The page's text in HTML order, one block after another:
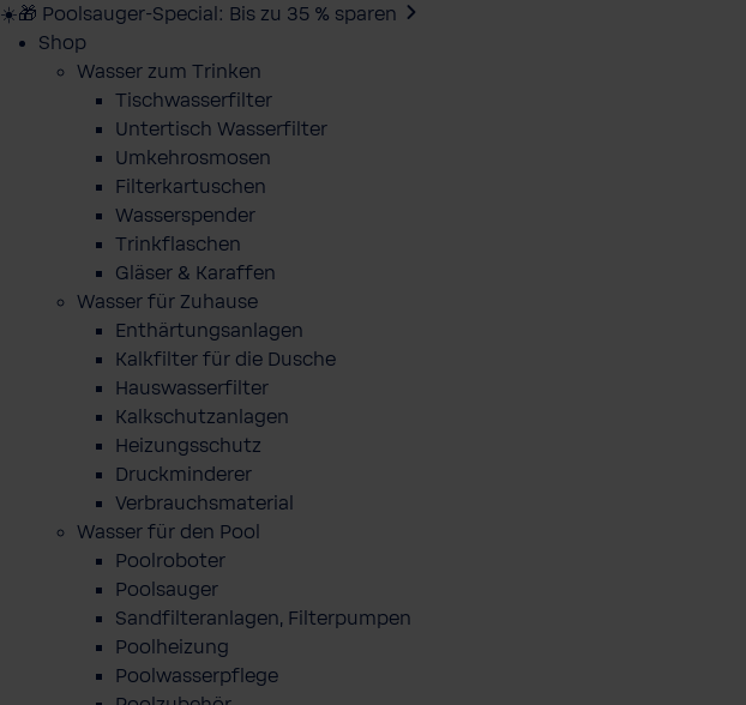
☀️🎁 Poolsauger-Special: Bis zu 35 % sparen
Shop
Wasser zum Trinken
Tischwasserfilter
Untertisch Wasserfilter
Umkehrosmosen
Filterkartuschen
Wasserspender
Trinkflaschen
Gläser & Karaffen
Wasser für Zuhause
Enthärtungsanlagen
Kalkfilter für die Dusche
Hauswasserfilter
Kalkschutzanlagen
Heizungsschutz
Druckminderer
Verbrauchsmaterial
Wasser für den Pool
Poolroboter
Poolsauger
Sandfilteranlagen, Filterpumpen
Poolheizung
Poolwasserpflege